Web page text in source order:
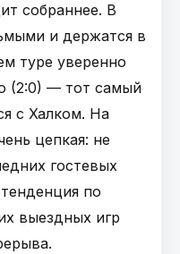
собраннее. В
и держатся в
туре уверенно
(2:0) — тот самый
с Халком. На
цепкая: не
гостевых
по
выездных игр